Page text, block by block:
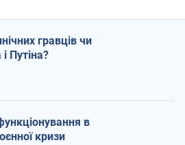
гравців чи
Путіна?
в
кризи